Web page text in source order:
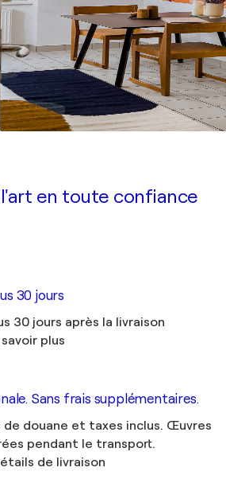
en toute confiance
30 jours
30 jours après la livraison
savoir plus
Sans frais supplémentaires.
de douane et taxes inclus. Œuvres
pendant le transport.
de livraison